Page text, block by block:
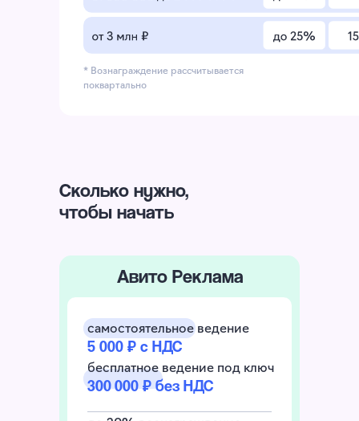
* Вознаграждение рассчитывается
поквартально
Авито Реклама
Сколько нужно,
чтобы начать
самостоятельное ведение
5 000 ₽ с НДС
бесплатное ведение под ключ
300 000 ₽ без НДС